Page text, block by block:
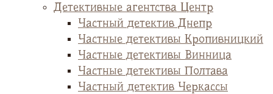
Детективные агентства Центр
Частный детектив Днепр
Частные детективы Кропивницкий
Частные детективы Винница
Частные детективы Полтава
Частный детектив Черкассы